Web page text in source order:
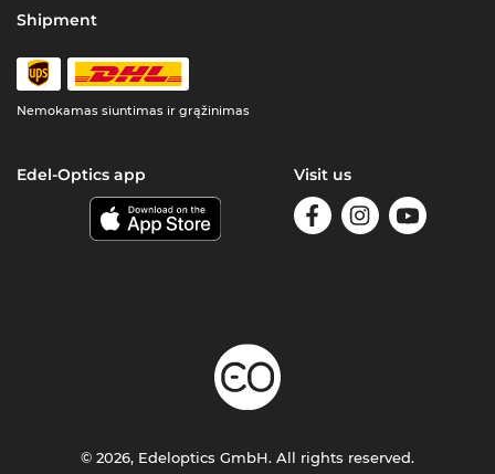
Shipment
Nemokamas siuntimas ir grąžinimas
Edel-Optics app Visit us
© 2026, Edeloptics GmbH. All rights reserved.